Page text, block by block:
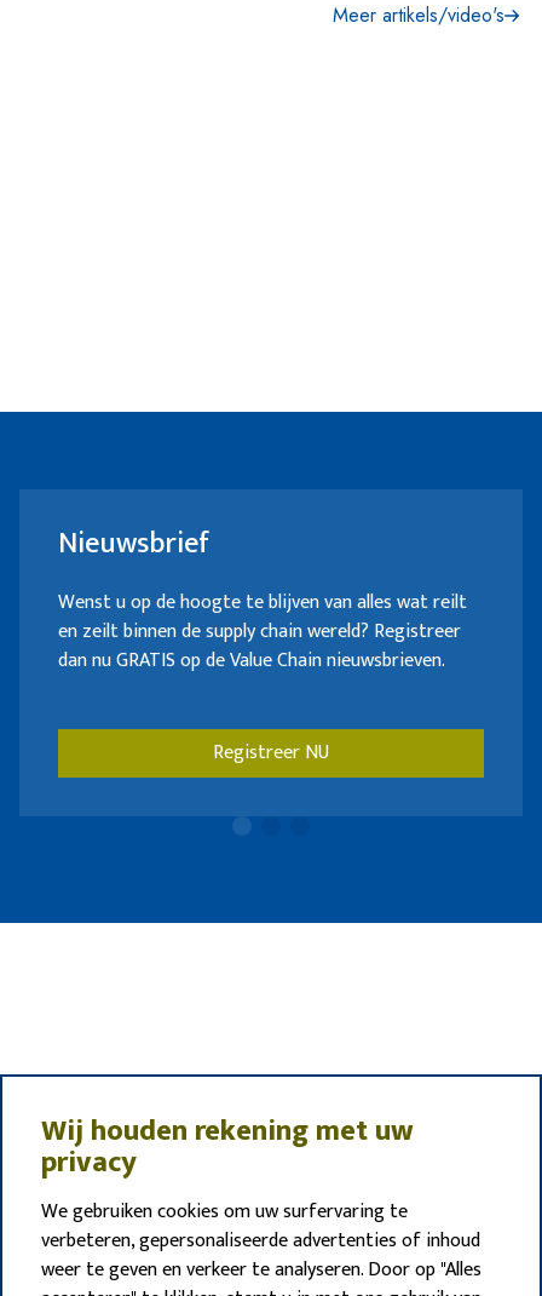
Meer artikels/video's
Nieuwsbrief
Wenst u op de hoogte te blijven van alles wat reilt
en zeilt binnen de supply chain wereld? Registreer
dan nu GRATIS op de Value Chain nieuwsbrieven.
Registreer NU
Wij houden rekening met uw
privacy
We gebruiken cookies om uw surfervaring te
verbeteren, gepersonaliseerde advertenties of inhoud
weer te geven en verkeer te analyseren. Door op "Alles